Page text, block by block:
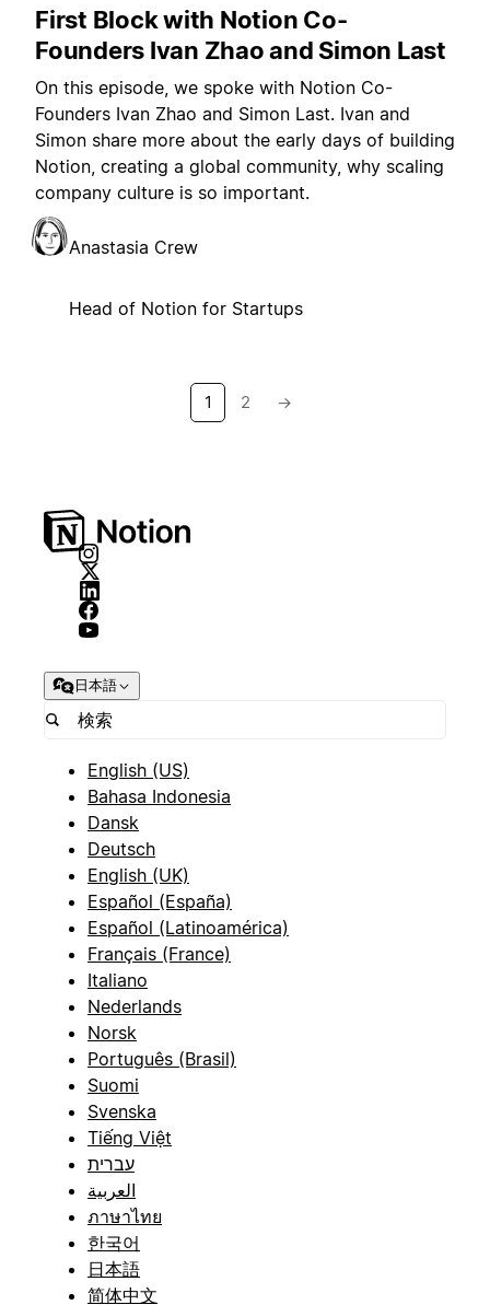
First Block with Notion Co-
Founders Ivan Zhao and Simon Last
On this episode, we spoke with Notion Co-
Founders Ivan Zhao and Simon Last. Ivan and
Simon share more about the early days of building
Notion, creating a global community, why scaling
company culture is so important.
Anastasia Crew
Head of Notion for Startups
1 2 →
日本語
English (US)
Bahasa Indonesia
Dansk
Deutsch
English (UK)
Español (España)
Español (Latinoamérica)
Français (France)
Italiano
Nederlands
Norsk
Português (Brasil)
Suomi
Svenska
Tiếng Việt
עברית
العربية
ภาษาไทย
한국어
日本語
简体中文